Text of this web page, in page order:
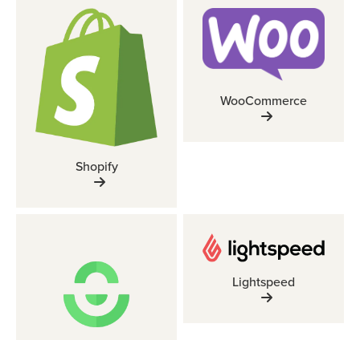
Shopify
WooCommerce
Lightspeed